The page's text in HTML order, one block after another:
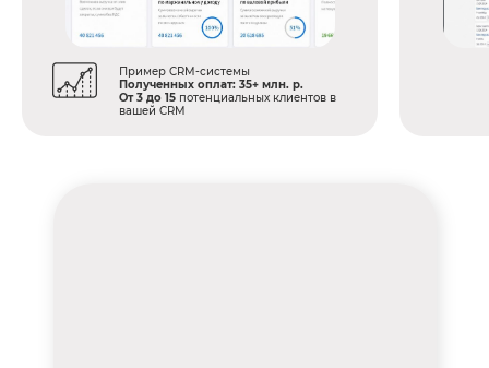
Пример CRM-системы
Полученных оплат: 35+ млн. р.
От 3 до 15потенциальных клиентов в
вашей CRM